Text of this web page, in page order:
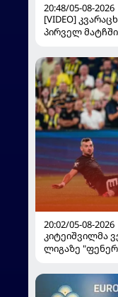
20:48/05-08-2026
[VIDEO]
პირველ
20:02/05-08-2026
კიტეიშვილმა
ლიგაზე